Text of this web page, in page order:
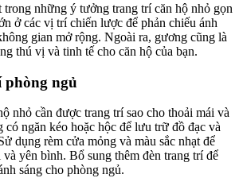
trong những ý tưởng trang trí căn hộ nhỏ gọn
ở các vị trí chiến lược để phản chiếu ánh
gian mở rộng. Ngoài ra, gương cũng là
thú vị và tinh tế cho căn hộ của bạn.
ngủ
nhỏ cần được trang trí sao cho thoải mái và
ngăn kéo hoặc hộc để lưu trữ đồ đạc và
dụng rèm cửa mỏng và màu sắc nhạt để
và yên bình. Bổ sung thêm đèn trang trí để
sáng cho phòng ngủ.